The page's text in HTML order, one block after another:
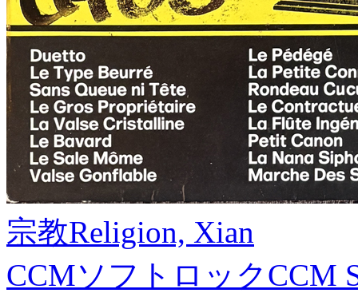
宗教Religion, Xian
CCMソフトロックCCM